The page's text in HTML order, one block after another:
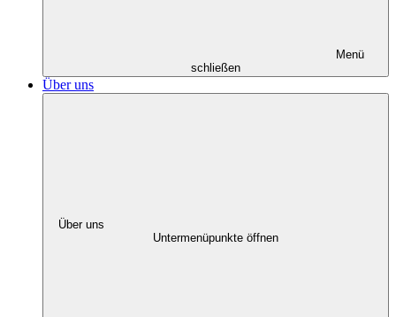
Menü
schließen
Über uns
Über uns
Untermenüpunkte öffnen